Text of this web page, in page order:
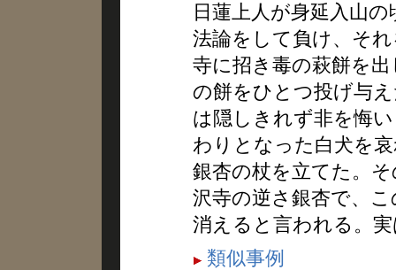
日蓮上人が身延入山
法論をして負け、そ
寺に招き毒の萩餅を
の餅をひとつ投げ与
は隠しきれず非を悔
わりとなった白犬を
銀杏の杖を立てた。
沢寺の逆さ銀杏で、
消えると言われる。
類似事例